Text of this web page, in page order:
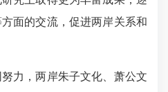
面的交流，促进两岸关系和
力，两岸朱子文化、萧公文